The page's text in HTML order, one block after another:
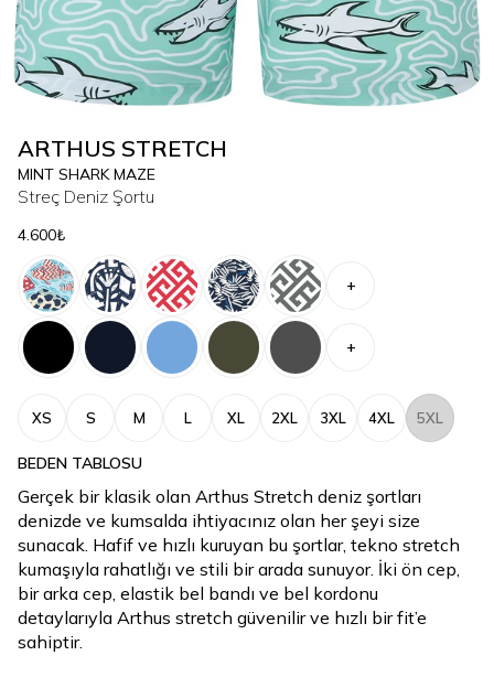
ARTHUS STRETCH
MINT SHARK MAZE
Streç Deniz Şortu
4.600₺
+
+
XS S M L XL 2XL 3XL 4XL 5XL
BEDEN TABLOSU
Gerçek bir klasik olan Arthus Stretch deniz şortları
denizde ve kumsalda ihtiyacınız olan her şeyi size
sunacak. Hafif ve hızlı kuruyan bu şortlar, tekno stretch
kumaşıyla rahatlığı ve stili bir arada sunuyor. İki ön cep,
bir arka cep, elastik bel bandı ve bel kordonu
detaylarıyla Arthus stretch güvenilir ve hızlı bir fit’e
sahiptir.